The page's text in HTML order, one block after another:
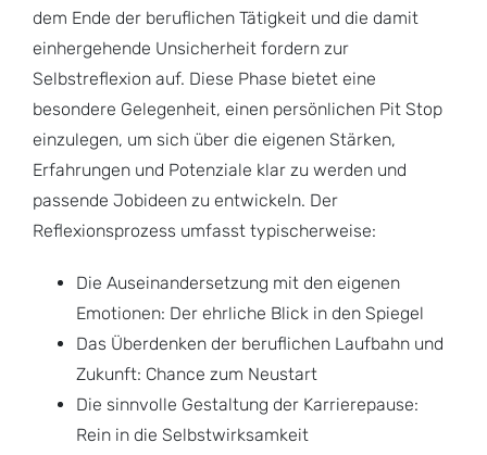
dem Ende der beruflichen Tätigkeit und die damit
einhergehende Unsicherheit fordern zur
Selbstreflexion auf. Diese Phase bietet eine
besondere Gelegenheit, einen persönlichen Pit Stop
einzulegen, um sich über die eigenen Stärken,
Erfahrungen und Potenziale klar zu werden und
passende Jobideen zu entwickeln. Der
Reflexionsprozess umfasst typischerweise:
Die Auseinandersetzung mit den eigenen
Emotionen: Der ehrliche Blick in den Spiegel
Das Überdenken der beruflichen Laufbahn und
Zukunft: Chance zum Neustart
Die sinnvolle Gestaltung der Karrierepause:
Rein in die Selbstwirksamkeit